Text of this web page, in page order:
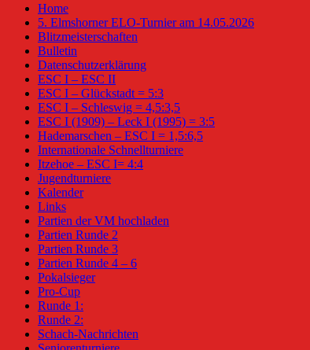
Home
5. Elmshorner ELO-Turnier am 14.05.2026
Blitzmeisterschaften
Bulletin
Datenschutzerklärung
ESC I – ESC II
ESC I – Glückstadt = 5:3
ESC I – Schleswig = 4,5:3,5
ESC I (1909) – Leck I (1995) = 3:5
Hademarschen – ESC I = 1,5:6,5
Internationale Schnellturniere
Itzehoe – ESC I= 4:4
Jugendturniere
Kalender
Links
Partien der VM hochladen
Partien Runde 2
Partien Runde 3
Partien Runde 4 – 6
Pokalsieger
Pro-Cup
Runde 1:
Runde 2:
Schach-Nachrichten